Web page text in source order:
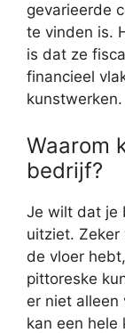
gevarieerde
te vinden is.
is dat ze
financieel
kunstwerken.
Waarom
bedrijf?
Je wilt dat je
uitziet. Zeker
de vloer
pittoreske
er niet alleen
kan een hele